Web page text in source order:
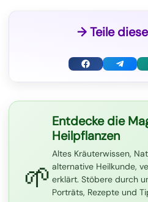
→ Teile
F
e
b
o
o
T
g
a
🌱
Entdecke die
Heilpflanzen
Altes Kräuterwissen,
alternative Heilkunde,
erklärt. Stöbere durch
Porträts, Rezepte und